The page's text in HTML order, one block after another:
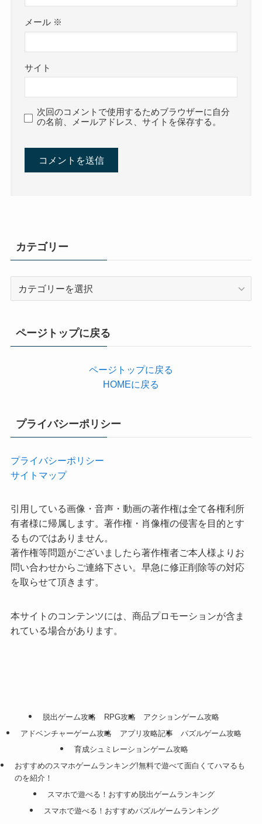
メール ※
サイト
次回のコメントで使用するためブラウザーに自分
の名前、メールアドレス、サイトを保存する。
カテゴリー
ページトップに戻る
ページトップに戻る
HOMEに戻る
プライバシーポリシー
プライバシーポリシー
サイトマップ
引用している画像・音声・動画の著作権は全て各権利所
有者様に帰属します。著作権・肖像権の侵害を目的とす
るものではありません。
著作権等問題がございましたら著作権者ご本人様よりお
問い合わせからご連絡下さい。早急に修正削除等の対応
を取らせて頂きます。
本サイトのコンテンツには、商品プロモーションが含ま
れている場合があります。
脱出ゲーム攻略 RPG攻略
アクションゲーム攻略
アドベンチャーゲーム攻略
アプリ攻略記事
パズルゲーム攻略
育成シュミレーションゲーム攻略
おすすめのスマホゲームランキング!無料で遊べて面白くてハマるも
のを紹介！
スマホで遊べる！おすすめ脱出ゲームランキング
スマホで遊べる！おすすめパズルゲームランキング